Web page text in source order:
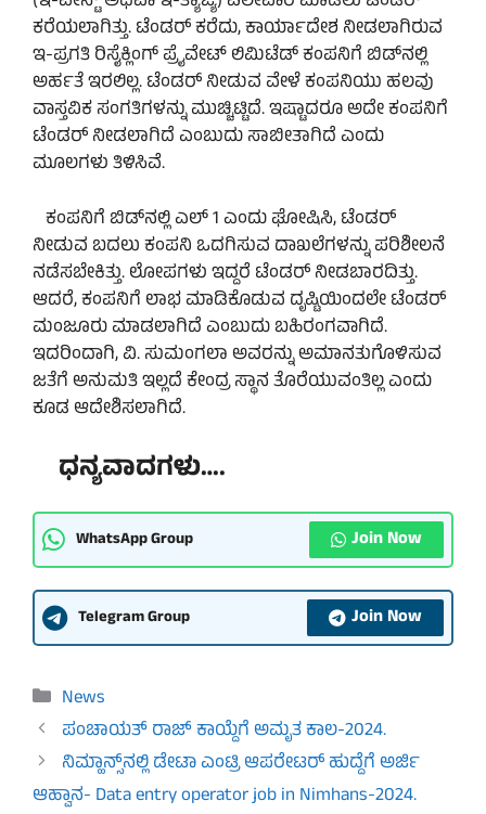
ಕರೆಯಲಾಗಿತ್ತು. ಟೆಂಡರ್‌ ಕರೆದು, ಕಾರ್ಯಾದೇಶ ನೀಡಲಾಗಿರುವ
ಇ-ಪ್ರಗತಿ ರಿಸೈಕ್ಲಿಂಗ್‌ ಪ್ರೈವೇಟ್‌ ಲಿಮಿಟೆಡ್‌ ಕಂಪನಿಗೆ ಬಿಡ್‌ನಲ್ಲಿ
ಅರ್ಹತೆ ಇರಲಿಲ್ಲ. ಟೆಂಡರ್‌ ನೀಡುವ ವೇಳೆ ಕಂಪನಿಯು ಹಲವು
ವಾಸ್ತವಿಕ ಸಂಗತಿಗಳನ್ನು ಮುಚ್ಚಿಟ್ಟಿದೆ. ಇಷ್ಟಾದರೂ ಅದೇ ಕಂಪನಿಗೆ
ಟೆಂಡರ್‌ ನೀಡಲಾಗಿದೆ ಎಂಬುದು ಸಾಬೀತಾಗಿದೆ ಎಂದು
ಮೂಲಗಳು ತಿಳಿಸಿವೆ.
ಕಂಪನಿಗೆ ಬಿಡ್‌ನಲ್ಲಿ ಎಲ್‌ 1 ಎಂದು ಘೋಷಿಸಿ, ಟೆಂಡರ್‌
ನೀಡುವ ಬದಲು ಕಂಪನಿ ಒದಗಿಸುವ ದಾಖಲೆಗಳನ್ನು ಪರಿಶೀಲನೆ
ನಡೆಸಬೇಕಿತ್ತು. ಲೋಪಗಳು ಇದ್ದರೆ ಟೆಂಡರ್‌ ನೀಡಬಾರದಿತ್ತು.
ಆದರೆ, ಕಂಪನಿಗೆ ಲಾಭ ಮಾಡಿಕೊಡುವ ದೃಷ್ಟಿಯಿಂದಲೇ ಟೆಂಡರ್‌
ಮಂಜೂರು ಮಾಡಲಾಗಿದೆ ಎಂಬುದು ಬಹಿರಂಗವಾಗಿದೆ.
ಇದರಿಂದಾಗಿ, ವಿ. ಸುಮಂಗಲಾ ಅವರನ್ನು ಅಮಾನತುಗೊಳಿಸುವ
ಜತೆಗೆ ಅನುಮತಿ ಇಲ್ಲದೆ ಕೇಂದ್ರ ಸ್ಥಾನ ತೊರೆಯುವಂತಿಲ್ಲ ಎಂದು
ಕೂಡ ಆದೇಶಿಸಲಾಗಿದೆ.
ಧನ್ಯವಾದಗಳು….
WhatsApp Group Join Now
Telegram Group Join Now
Categories
News
ಪಂಚಾಯತ್ ರಾಜ್ ಕಾಯ್ದೆಗೆ ಅಮೃತ ಕಾಲ-2024.
ನಿಮ್ಹಾನ್ಸ್​ನಲ್ಲಿ ಡೇಟಾ ಎಂಟ್ರಿ ಆಪರೇಟರ್​ ಹುದ್ದೆಗೆ ಅರ್ಜಿ
ಆಹ್ವಾನ- Data entry operator job in Nimhans-2024.